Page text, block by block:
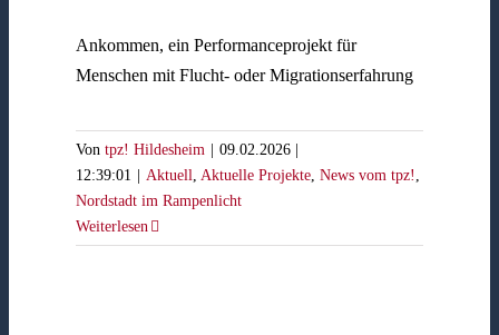
Ankommen, ein Performanceprojekt für
Menschen mit Flucht- oder Migrationserfahrung
Von tpz! Hildesheim
09.02.2026 |
12:39:01
Aktuell Aktuelle Projekte, News vom tpz!
Nordstadt im Rampenlicht
Weiterlesen